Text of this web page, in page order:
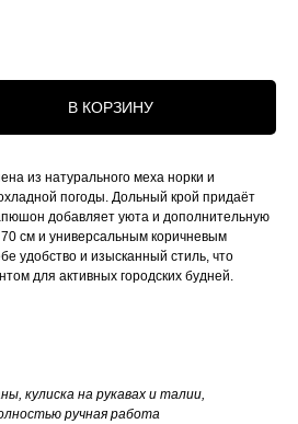
В КОРЗИНУ
из натурального меха норки и
погоды. Дольный крой придаёт
добавляет уюта и дополнительную
см и универсальным коричневым
удобство и изысканный стиль, что
для активных городских будней.
кулиска на рукавах и талии,
ручная работа